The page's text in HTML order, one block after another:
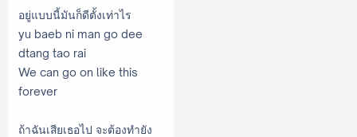
อยู่แบบนี้มันก็ดีตั้งเท่าไร
yu baeb ni man go dee
dtang tao rai
We can go on like this
forever
ถ้าฉันเสียเธอไป จะต้องทำยัง